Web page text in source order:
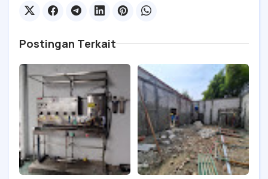
Postingan Terkait